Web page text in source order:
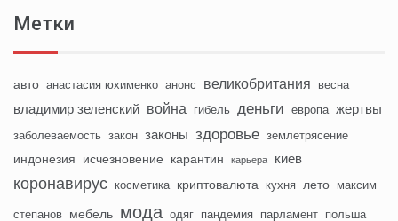
Метки
авто анастасия юхименко анонс великобритания весна
владимир зеленский война гибель деньги европа жертвы
заболеваемость закон законы здоровье землетрясение
индонезия исчезновение карантин карьера киев
коронавирус косметика криптовалюта кухня лето максим
степанов мебель мода одяг пандемия парламент польша